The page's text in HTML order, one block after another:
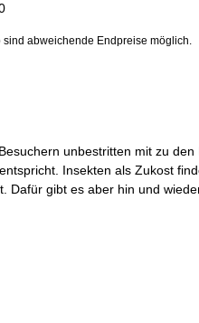
abweichende Endpreise möglich.
unbestritten mit zu
Insekten als Zukost
Dafür gibt es aber hin und